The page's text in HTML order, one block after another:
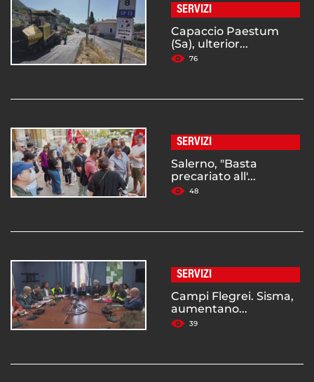
SERVIZI
Capaccio Paestum
(Sa), ulterior...
76
SERVIZI
Salerno, "Basta
precariato all'...
48
SERVIZI
Campi Flegrei. Sisma,
aumentano...
39